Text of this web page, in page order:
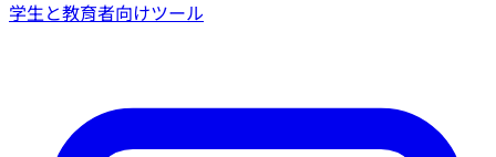
学生と教育者向けツール